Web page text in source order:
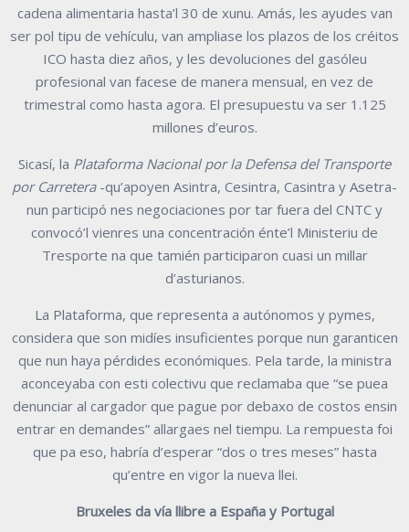
cadena alimentaria hasta’l 30 de xunu. Amás, les ayudes van
ser pol tipu de vehículu, van ampliase los plazos de los créitos
ICO hasta diez años, y les devoluciones del gasóleu
profesional van facese de manera mensual, en vez de
trimestral como hasta agora. El presupuestu va ser 1.125
millones d’euros.
Sicasí, la Plataforma Nacional por la Defensa del Transporte
por Carretera-qu’apoyen Asintra, Cesintra, Casintra y Asetra-
nun participó nes negociaciones por tar fuera del CNTC y
convocó’l vienres una concentración énte’l Ministeriu de
Tresporte na que tamién participaron cuasi un millar
d’asturianos.
La Plataforma, que representa a autónomos y pymes,
considera que son midíes insuficientes porque nun garanticen
que nun haya pérdides económiques. Pela tarde, la ministra
aconceyaba con esti colectivu que reclamaba que “se puea
denunciar al cargador que pague por debaxo de costos ensin
entrar en demandes” allargaes nel tiempu. La rempuesta foi
que pa eso, habría d’esperar “dos o tres meses” hasta
qu’entre en vigor la nueva llei.
Bruxeles da vía llibre a España y Portugal